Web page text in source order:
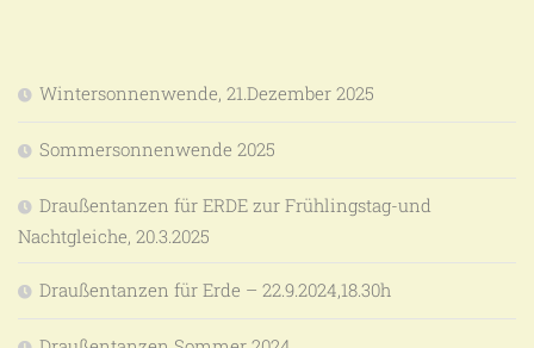
Wintersonnenwende, 21.Dezember 2025
Sommersonnenwende 2025
Draußentanzen für ERDE zur Frühlingstag-und
Nachtgleiche, 20.3.2025
Draußentanzen für Erde – 22.9.2024,18.30h